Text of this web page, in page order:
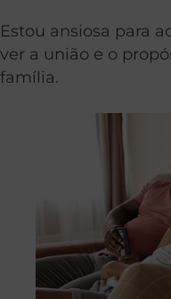
Estou ansiosa para
ver a união e o
família.